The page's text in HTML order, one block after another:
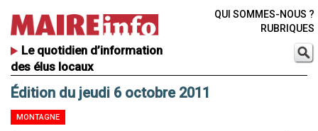
Le quotidien d’information
des élus locaux
QUI SOMMES-NOUS ?
RUBRIQUES
Édition du jeudi 6 octobre 2011
MONTAGNE